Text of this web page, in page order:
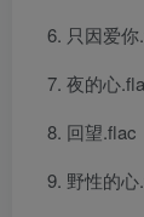
只因爱
夜的心
回望.flac
野性的心